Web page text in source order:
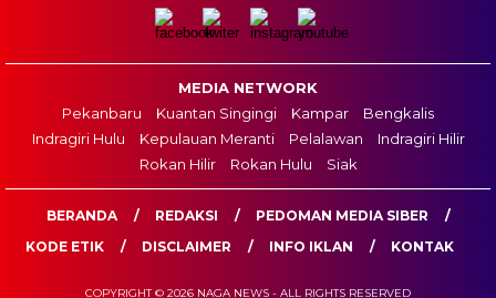
MEDIA NETWORK
Pekanbaru
Kuantan Singingi Kampar
Bengkalis
Indragiri Hulu
Kepulauan Meranti Pelalawan
Indragiri Hilir
Rokan Hilir
Rokan Hulu Siak
BERANDA REDAKSI
PEDOMAN MEDIA SIBER
KODE ETIK
DISCLAIMER INFO IKLAN KONTAK
COPYRIGHT © 2026 NAGA NEWS - ALL RIGHTS RESERVED